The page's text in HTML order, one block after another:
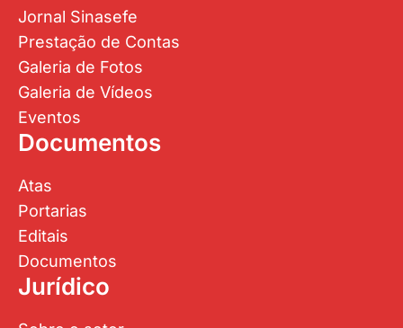
Jornal Sinasefe
Prestação de Contas
Galeria de Fotos
Galeria de Vídeos
Eventos
Documentos
Atas
Portarias
Editais
Documentos
Jurídico